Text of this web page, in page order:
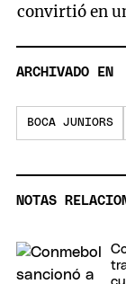
convirtió en
ARCHIVADO EN
BOCA JUNIORS
NOTAS